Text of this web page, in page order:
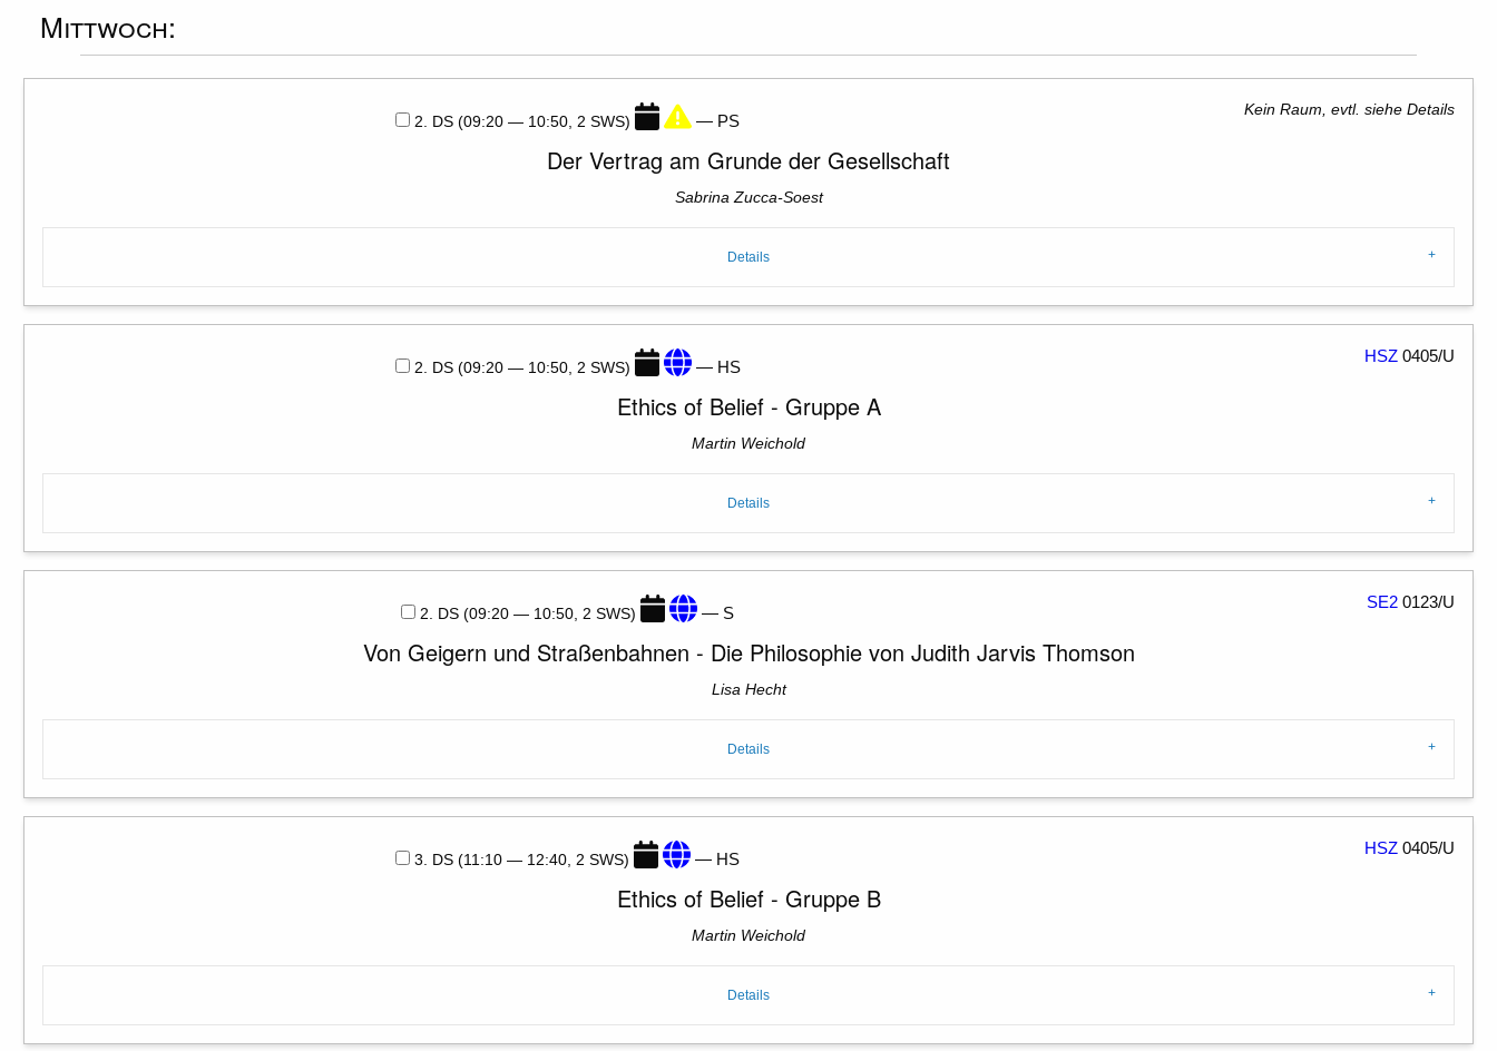
Mittwoch:
2. DS (09:20 — 10:50, 2 SWS) — PS
Kein Raum, evtl. siehe Details
Der Vertrag am Grunde der Gesellschaft
Sabrina Zucca-Soest
Details
2. DS (09:20 — 10:50, 2 SWS) — HS
HSZ 0405/U
Ethics of Belief - Gruppe A
Martin Weichold
Details
2. DS (09:20 — 10:50, 2 SWS) — S
SE2 0123/U
Von Geigern und Straßenbahnen - Die Philosophie von Judith Jarvis Thomson
Lisa Hecht
Details
3. DS (11:10 — 12:40, 2 SWS) — HS
HSZ 0405/U
Ethics of Belief - Gruppe B
Martin Weichold
Details